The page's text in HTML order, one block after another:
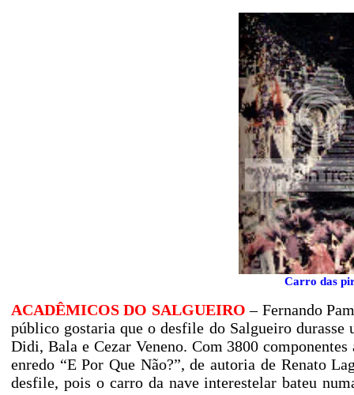
Carro das
ACADÊMICOS DO SALGUEIRO – Fernando
público gostaria que o desfile do Salgueiro durasse
Didi, Bala e Cezar Veneno. Com 3800
enredo “E Por Que Não?”, de autoria de Renato
desfile, pois o carro da nave interestelar bateu